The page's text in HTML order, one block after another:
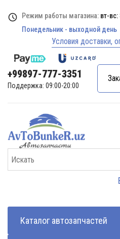
Режим работы магазина: вт-вс:
Понедельник - выходной день
Условия доставки,
+99897-777-3351
Поддержка: 09:00-20:00
Каталог автозапчастей